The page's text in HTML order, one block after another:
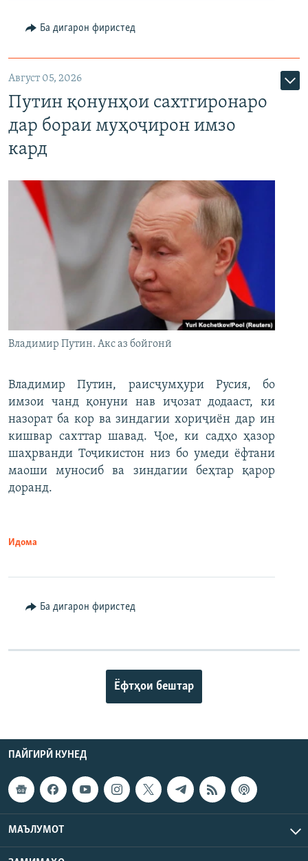
Ба дигарон фиристед
Август 05, 2026
Путин қонунҳои сахтгиронаро
дар бораи муҳоҷирон имзо
кард
Владимир Путин. Акс аз бойгонӣ
Владимир Путин, раисҷумҳури Русия, бо
имзои чанд қонуни нав иҷозат додааст, ки
назорат ба кор ва зиндагии хориҷиён дар ин
кишвар сахттар шавад. Ҷое, ки садҳо ҳазор
шаҳрванди Тоҷикистон низ бо умеди ёфтани
маоши муносиб ва зиндагии беҳтар қарор
доранд.
Идома
Ба дигарон фиристед
Ёфтҳои бештар
ПАЙГИРӢ КУНЕД
МАЪЛУМОТ